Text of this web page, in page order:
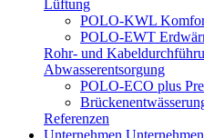
Lüftung
POLO-KWL
POLO-EWT
Rohr- und
Abwasserentsorgung
POLO-ECO plus
Referenzen